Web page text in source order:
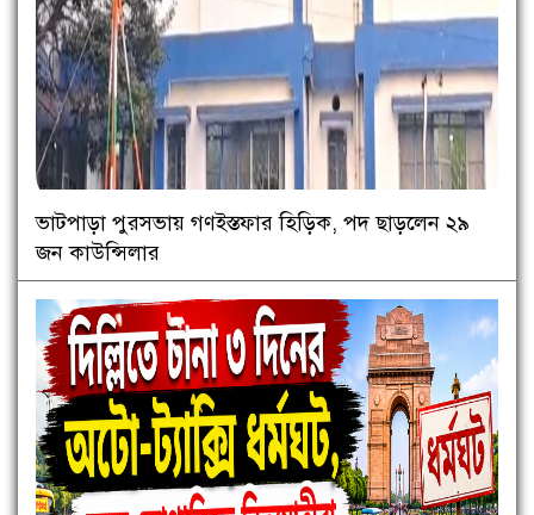
ভাটপাড়া পুরসভায় গণইস্তফার হিড়িক, পদ ছাড়লেন ২৯
জন কাউন্সিলার